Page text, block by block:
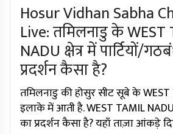
Hosur Vidhan Sabha
Live: तमिलनाडु के WEST
NADU क्षेत्र में पार्टियों/
प्रदर्शन कैसा है?
तमिलनाडु की होसुर सीट सूबे के WEST
इलाके में आती है. WEST TAMIL
का प्रदर्शन कैसा है? यहाँ ताज़ा आंकड़े